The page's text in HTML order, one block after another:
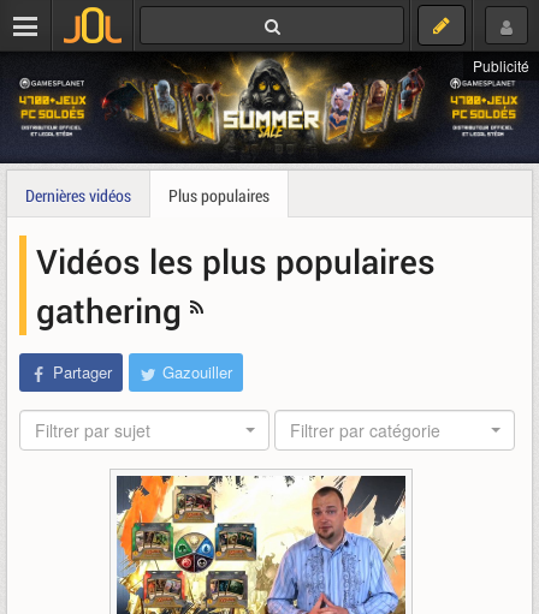
Publicité
Dernières vidéos Plus populaires
Vidéos les plus populaires
gathering
Partager Gazouiller
Filtrer par sujet Filtrer par catégorie